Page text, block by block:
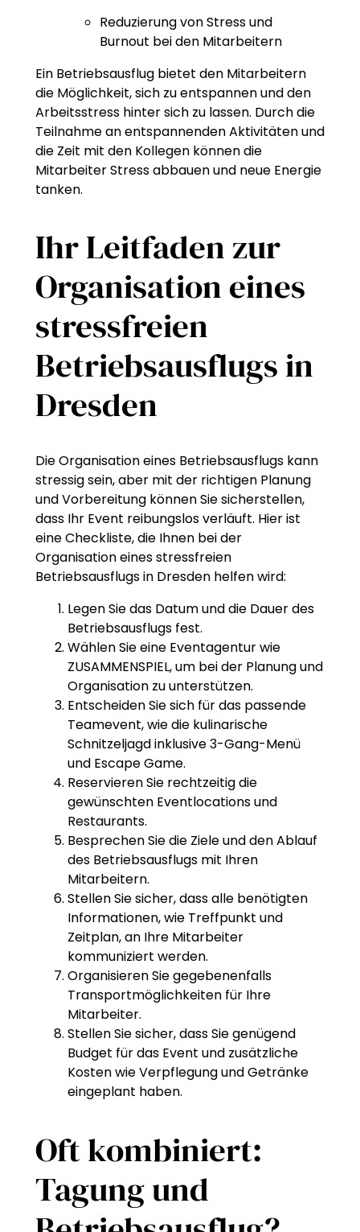
Reduzierung von Stress und
Burnout bei den Mitarbeitern
Ein Betriebsausflug bietet den Mitarbeitern
die Möglichkeit, sich zu entspannen und den
Arbeitsstress hinter sich zu lassen. Durch die
Teilnahme an entspannenden Aktivitäten und
die Zeit mit den Kollegen können die
Mitarbeiter Stress abbauen und neue Energie
tanken.
Ihr Leitfaden zur
Organisation eines
stressfreien
Betriebsausflugs in
Dresden
Die Organisation eines Betriebsausflugs kann
stressig sein, aber mit der richtigen Planung
und Vorbereitung können Sie sicherstellen,
dass Ihr Event reibungslos verläuft. Hier ist
eine Checkliste, die Ihnen bei der
Organisation eines stressfreien
Betriebsausflugs in Dresden helfen wird:
Legen Sie das Datum und die Dauer des
Betriebsausflugs fest.
Wählen Sie eine Eventagentur wie
ZUSAMMENSPIEL, um bei der Planung und
Organisation zu unterstützen.
Entscheiden Sie sich für das passende
Teamevent, wie die kulinarische
Schnitzeljagd inklusive 3-Gang-Menü
und Escape Game.
Reservieren Sie rechtzeitig die
gewünschten Eventlocations und
Restaurants.
Besprechen Sie die Ziele und den Ablauf
des Betriebsausflugs mit Ihren
Mitarbeitern.
Stellen Sie sicher, dass alle benötigten
Informationen, wie Treffpunkt und
Zeitplan, an Ihre Mitarbeiter
kommuniziert werden.
Organisieren Sie gegebenenfalls
Transportmöglichkeiten für Ihre
Mitarbeiter.
Stellen Sie sicher, dass Sie genügend
Budget für das Event und zusätzliche
Kosten wie Verpflegung und Getränke
eingeplant haben.
Oft kombiniert:
Tagung und